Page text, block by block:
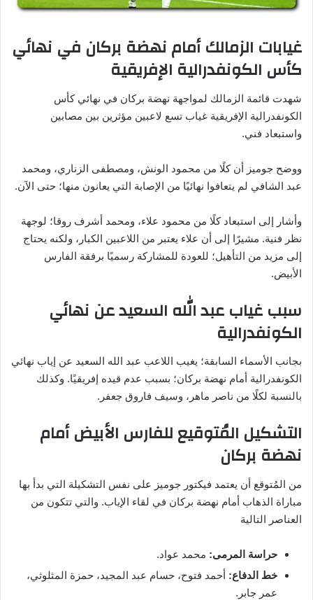
غيابات الزمالك أمام نهضة بركان في نهائي
كأس الكونفدرالية الإفريقية
شهدت قائمة الزمالك لمواجهة نهضة بركان في نهائي كأس
الكونفدرالية الإفريقية غياب تسع لاعبين مؤثرين بين مصابين
واستبعاد فني.
ووضح جوميز أن كلًا من محمود الونش، ومصطفى الزناري، ومحمد
عبد الشافي لم يتعافوا نهائيًا من الإصابة التي يعانون منها؛ حتى الآن.
وأشار إلى استبعاد كلًا من محمود علاء، ومحمد أشرف روقا؛ لوجهة
نظر فنية. مشيرًا إلى أن علاء يعتبر من اللاعبين الكبار، ولكنه يحتاج
إلى مزيد من التأهيل؛ للعودة للمشاركة رسميًا برفقة الفارس
الأبيض.
سبب غياب عبد الله السعيد عن نهائي
الكونفدرالية
بجانب الأسماء السابقة؛ يغيب اللاعب عبد الله السعيد عن إياب نهائي
الكونفدرالية أمام نهضة بركان؛ بسبب عدم قيده إفريقيًا. وكذلك
بالنسبة لكلًا من ناصر ماهر، وسيف فاروق جعفر.
التشكيل المُتوقيع للفارس الأبيض أمام
نهضة بركان
من المُتوقع أن يعتمد فيكتور جوميز على نفس التشكيلة التي بدأ بها
مباراة الذهاب أمام نهضة بركان في لقاء الإياب. والتي تتكون من
العناصر التالية
حراسة المرمى: محمد عواد.
خط الدفاع: أحمد فتوح، حسام عبد المجيد، حمزة المثلوثي،
عمر جابر.